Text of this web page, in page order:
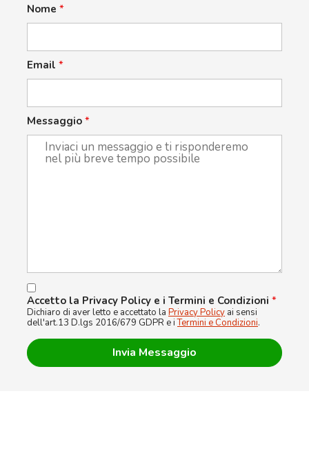
Nome *
Email *
Messaggio *
Accetto la Privacy Policy e i Termini e Condizioni *
Dichiaro di aver letto e accettato la Privacy Policy ai sensi
dell'art.13 D.lgs 2016/679 GDPR e iTermini e Condizioni.